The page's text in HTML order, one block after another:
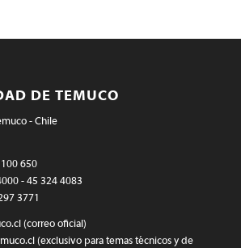
DE TEMUCO
- Chile
650
- 45 324 4083
3771
(correo oficial)
(exclusivo para temas técnicos y de